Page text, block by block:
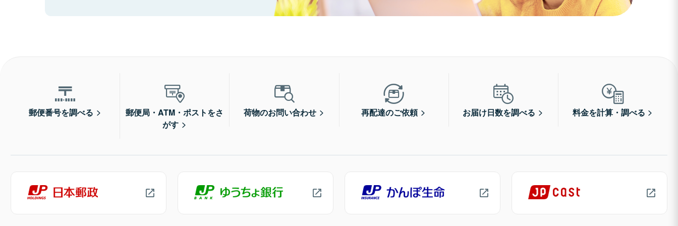
郵便番号を調べる
郵便局・ATM・ポストをさ
がす
荷物のお問い合わせ 再配達のご依頼 お届け日数を調べる 料金を計算・調べる